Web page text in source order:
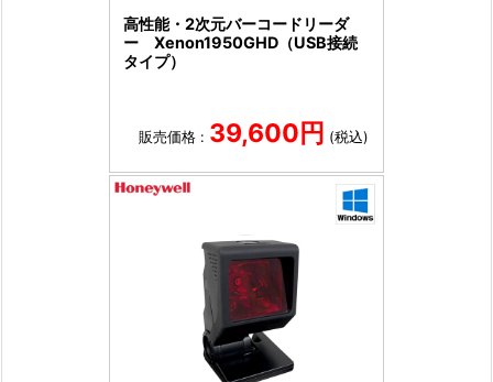
高性能・2次元バーコードリーダ
ー Xenon1950GHD（USB接続
タイプ）
販売価格 : 39,600円 (税込)